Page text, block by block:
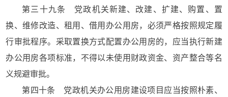
第三十九条 党政机关新建、改建、扩建、购置、置
换、维修改造、租用、借用办公用房，必须严格按照规定履
行审批程序。采取置换方式配置办公用房的，应当执行新建
办公用房各项标准，不得以未使用财政资金、资产整合等名
义规避审批。
第四十条 党政机关办公用房建设项目应当按照朴素、